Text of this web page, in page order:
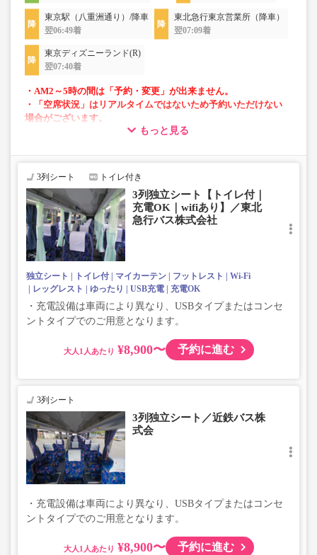
東京駅（八重洲通り）/降車
翌06:49着
東北急行東京営業所（降車）
翌07:09着
東京ディズニーランド(R)
翌07:40着
・AM2～5時の間は「予約・変更」が出来ません。
・「空席状況」はリアルタイムではないため予約いただけない
場合がございます。
・車両は予告なく変更となる場合がございます。これに伴い、
じめご了承ください。
す。
・ご予約の出発日・便の運行会社につきましては出発日間
際で決定しますので、カスタマーセンターまでお問い合わ
せをお願いいたします。
もっと見る
3列シート トイレ付き
3列独立シート【トイレ付｜
充電OK｜wifiあり】／東北
急行バス株式会社
独立シート トイレ付 マイカーテン フットレスト
Wi-Fi
レッグレスト
ゆったり USB充電 充電OK
・充電設備は車両により異なり、USBタイプまたはコンセ
ントタイプでのご用意となります。
大人 ¥8,900〜 予約に進む
3列シート
3列独立シート／近鉄バス株
式会
・充電設備は車両により異なり、USBタイプまたはコンセ
ントタイプでのご用意となります。
大人 ¥8,900〜 予約に進む